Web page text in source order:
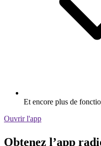
Et encore plus de
Ouvrir l'app
Obtenez l’app